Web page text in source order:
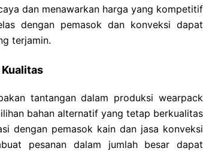
dan menawarkan harga yang kompetitif
dengan pemasok dan konveksi dapat
terjamin.
tantangan dalam produksi wearpack
bahan alternatif yang tetap berkualitas
dengan pemasok kain dan jasa konveksi
pesanan dalam jumlah besar dapat